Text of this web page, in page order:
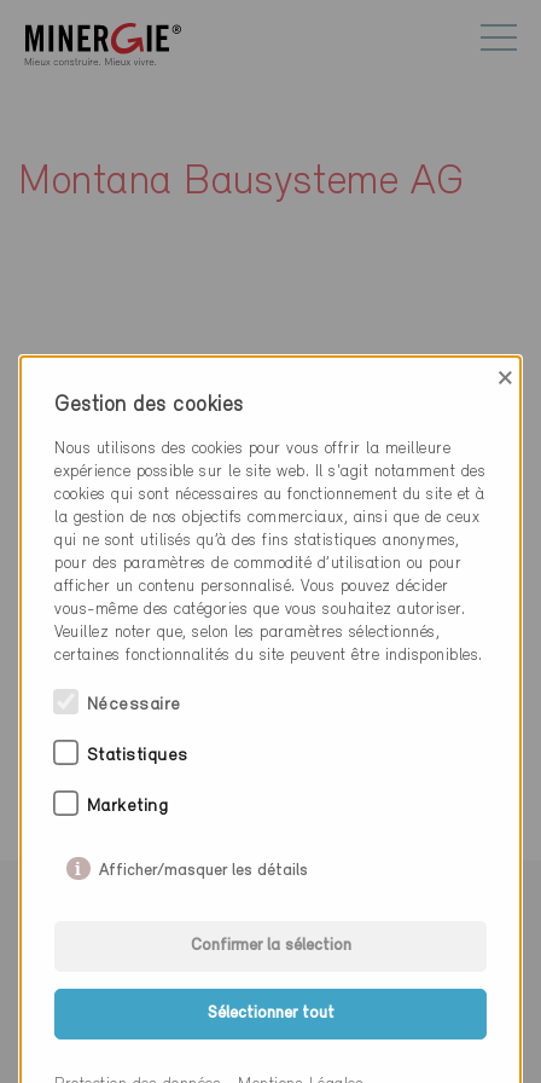
Montana Bausysteme AG
Contact
Montana Bausysteme AG
Durisolstrasse 11
5612 Villmergen
056 619 85 85
info@montana-ag.ch
www.montana-ag.ch
Gestion des cookies
×
Nous utilisons des cookies pour vous offrir la meilleure
expérience possible sur le site web. Il s'agit notamment des
cookies qui sont nécessaires au fonctionnement du site et à
la gestion de nos objectifs commerciaux, ainsi que de ceux
qui ne sont utilisés qu’à des fins statistiques anonymes,
pour des paramètres de commodité d’utilisation ou pour
afficher un contenu personnalisé. Vous pouvez décider
vous-même des catégories que vous souhaitez autoriser.
Veuillez noter que, selon les paramètres sélectionnés,
certaines fonctionnalités du site peuvent être indisponibles.
Nécessaire
Statistiques
Marketing
Afficher/masquer les détails
Confirmer la sélection
Sélectionner tout